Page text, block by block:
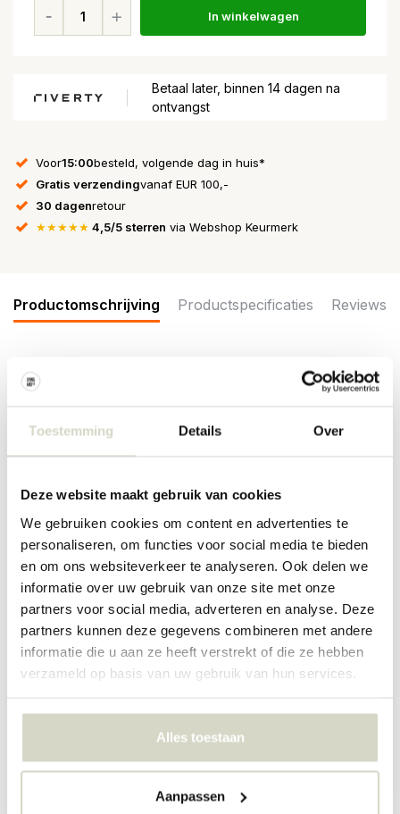
Toestemming Details Over
Deze website maakt gebruik van cookies
We gebruiken cookies om content en advertenties te
personaliseren, om functies voor social media te bieden
en om ons websiteverkeer te analyseren. Ook delen we
informatie over uw gebruik van onze site met onze
partners voor social media, adverteren en analyse. Deze
partners kunnen deze gegevens combineren met andere
informatie die u aan ze heeft verstrekt of die ze hebben
verzameld op basis van uw gebruik van hun services.
Alles toestaan
Aanpassen
In winkelwagen
Betaal later, binnen 14 dagen na
ontvangst
Voor15:00besteld, volgende dag in huis*
Gratis verzendingvanaf EUR 100,-
30 dagenretour
★★★★★ 4,5/5 sterren via Webshop Keurmerk
Productomschrijving Productspecificaties Reviews
De Bloomingville Imogen kopjes zijn handgemaakt. Hierdoor is elk
kopje uniek! Wordt geleverd in een set van 6 stuks. Afmeting
Kleur: groen
item kunnen er verschillen zijn.
PRODUCTSPECIFICATIES
SKU 82061486
Reviews